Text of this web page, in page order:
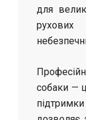
для
собаки —